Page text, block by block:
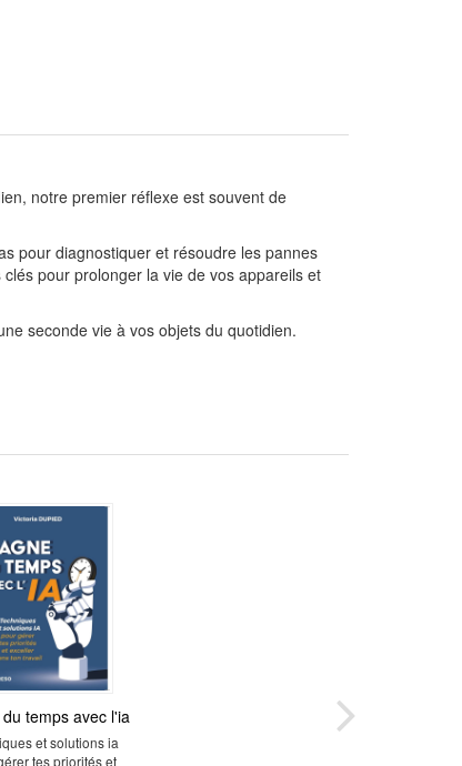
notre premier réflexe est souvent de
pour diagnostiquer et résoudre les pannes
pour prolonger la vie de vos appareils et
seconde vie à vos objets du quotidien.
temps avec l'ia
et solutions ia
tes priorités et